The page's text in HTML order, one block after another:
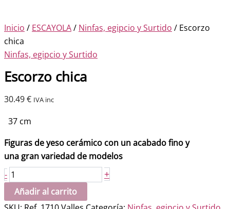
Inicio / ESCAYOLA/ Ninfas, egipcio y Surtido / Escorzo
chica
Ninfas, egipcio y Surtido
Escorzo chica
30.49€ IVA inc
37 cm
Figuras de yeso cerámico con un acabado fino y
una gran variedad de modelos
- Escorzo
chica
cantidad
+
Añadir al carrito